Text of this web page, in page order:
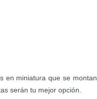
en miniatura que se montan
serán tu mejor opción.